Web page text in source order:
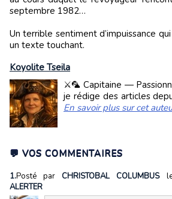
septembre 1982…
Un terrible sentiment d’impuissance
un texte touchant.
Koyolite Tseila
⚔️🦜 Capitaine —
je rédige des articles
En savoir plus sur cet
💬 VOS COMMENTAIRES
1.Posté parCHRISTOBAL COLUMBUS
ALERTER